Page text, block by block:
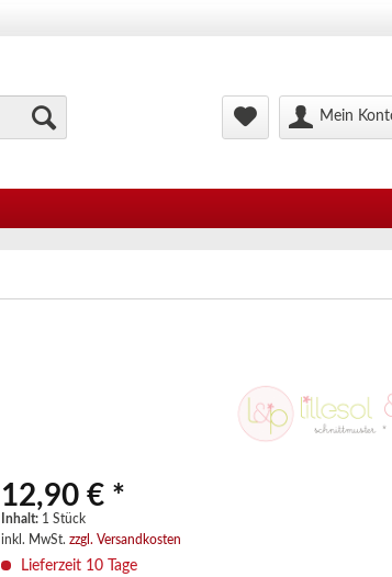
Mein
12,90 € *
Inhalt: 1 Stück
inkl. MwSt.zzgl. Versandkosten
Lieferzeit 10 Tage